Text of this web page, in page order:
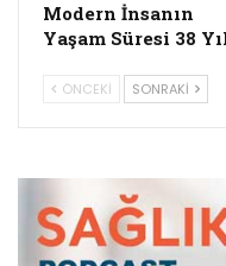
Modern İnsanın
Yaşam Süresi 38
ÖNCEKI SONRAKI